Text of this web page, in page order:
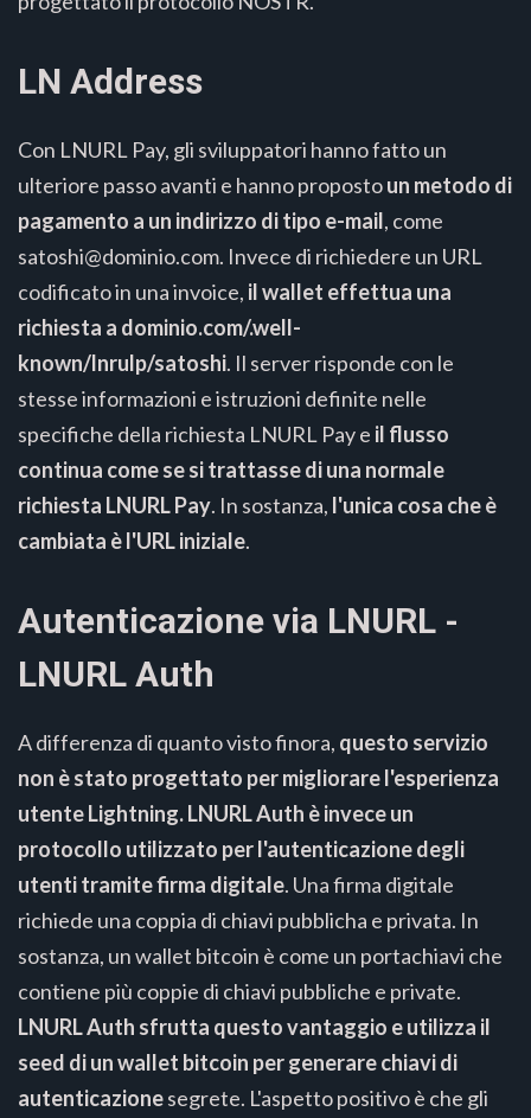
LN Address
Con LNURL Pay, gli sviluppatori hanno fatto un
ulteriore passo avanti e hanno propostoun metodo di
pagamento a un indirizzo di tipo e-mail, come
satoshi@dominio.com. Invece di richiedere un URL
codificato in una invoice, il wallet effettua una
richiesta a dominio.com/.well-
known/lnrulp/satoshi. Il server risponde con le
stesse informazioni e istruzioni definite nelle
specifiche della richiesta LNURL Pay e il flusso
continua come se si trattasse di una normale
richiesta LNURL Pay. In sostanza, l'unica cosa che è
cambiata è l'URL iniziale.
Autenticazione via LNURL -
LNURL Auth
A differenza di quanto visto finora, questo servizio
non è stato progettato per migliorare l'esperienza
utente Lightning. LNURL Auth è invece un
protocollo utilizzato per l'autenticazione degli
utenti tramite firma digitale. Una firma digitale
richiede una coppia di chiavi pubblicha e privata. In
sostanza, un wallet bitcoin è come un portachiavi che
contiene più coppie di chiavi pubbliche e private.
LNURL Auth sfrutta questo vantaggio e utilizza il
seed di un wallet bitcoin per generare chiavi di
autenticazionesegrete. L'aspetto positivo è che gli